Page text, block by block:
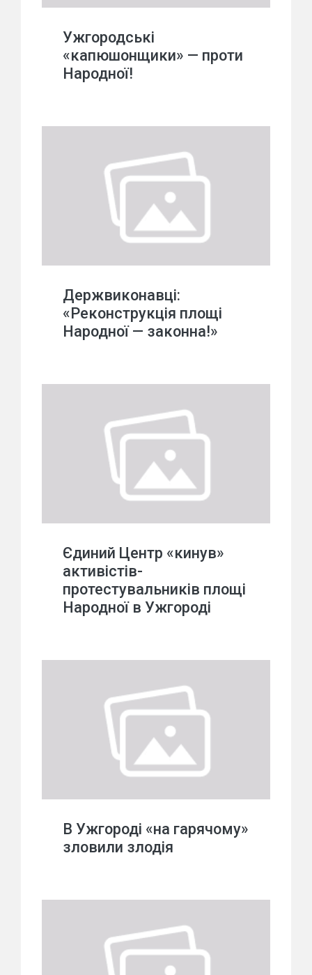
Ужгородські
«капюшонщики» — проти
Народної!
Держвиконавці:
«Реконструкція площі
Народної — законна!»
Єдиний Центр «кинув»
активістів-
протестувальників площі
Народної в Ужгороді
В Ужгороді «на гарячому»
зловили злодія